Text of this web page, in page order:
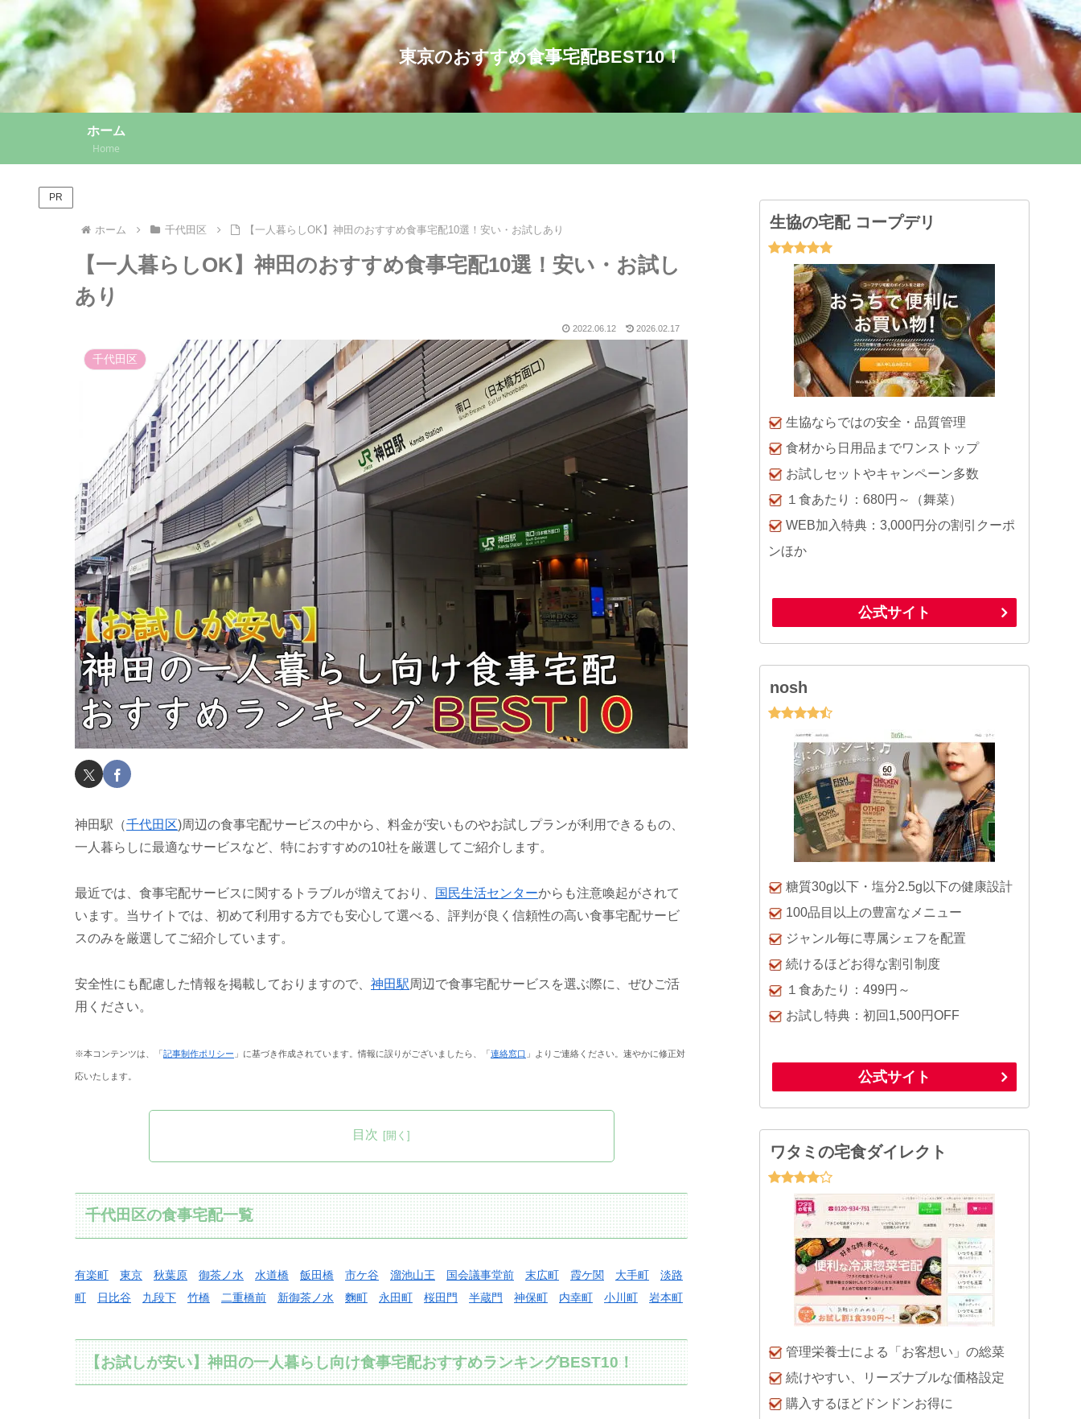
東京のおすすめ食事宅配BEST10！
ホーム
Home
PR
ホーム 千代田区 【一人暮らしOK】神田のおすすめ食事宅配10選！安い・お試しあり
【一人暮らしOK】神田のおすすめ食事宅配10選！安い・お試し
あり
2022.06.12 2026.02.17
千代田区
神田駅（千代田区)周辺の食事宅配サービスの中から、料金が安いものやお試しプランが利用できるもの、
一人暮らしに最適なサービスなど、特におすすめの10社を厳選してご紹介します。
最近では、食事宅配サービスに関するトラブルが増えており、 国民生活センターからも注意喚起がされて
います。当サイトでは、初めて利用する方でも安心して選べる、評判が良く信頼性の高い食事宅配サービ
スのみを厳選してご紹介しています。
安全性にも配慮した情報を掲載しておりますので、 神田駅周辺で食事宅配サービスを選ぶ際に、ぜひご活
用ください。
※本コンテンツは、「記事制作ポリシー 」に基づき作成されています。情報に誤りがございましたら、「連絡窓口 」よりご連絡ください。速やかに修正対
応いたします。
目次
千代田区の食事宅配一覧
有楽町 東京 秋葉原 御茶ノ水 水道橋 飯田橋 市ケ谷 溜池山王 国会議事堂前 末広町 霞ケ関 大手町
淡路
町
日比谷 九段下 竹橋 二重橋前 新御茶ノ水 麴町 永田町 桜田門 半蔵門 神保町 内幸町 小川町 岩本町
【お試しが安い】神田の一人暮らし向け食事宅配おすすめランキングBEST10！
生協の宅配 コープデリ
生協ならではの安全・品質管理
食材から日用品までワンストップ
お試しセットやキャンペーン多数
１食あたり：680円～（舞菜）
WEB加入特典：3,000円分の割引クーポ
ンほか
公式サイト
nosh
糖質30g以下・塩分2.5g以下の健康設計
100品目以上の豊富なメニュー
ジャンル毎に専属シェフを配置
続けるほどお得な割引制度
１食あたり：499円～
お試し特典：初回1,500円OFF
公式サイト
ワタミの宅食ダイレクト
管理栄養士による「お客想い」の総菜
続けやすい、リーズナブルな価格設定
購入するほどドンドンお得に